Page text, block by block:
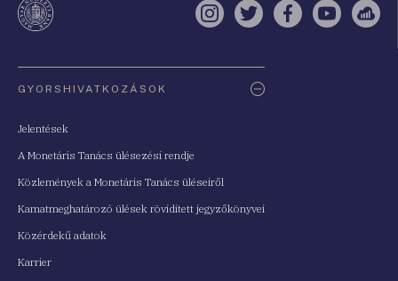
Instagram
TwitterFacebook
YouTube
GYORSHIVATKOZÁSOK
Jelentések
A Monetáris Tanács ülésezési rendje
Közlemények a Monetáris Tanács üléseiről
Kamatmeghatározó ülések rövidített jegyzőkönyvei
Közérdekű adatok
Karrier